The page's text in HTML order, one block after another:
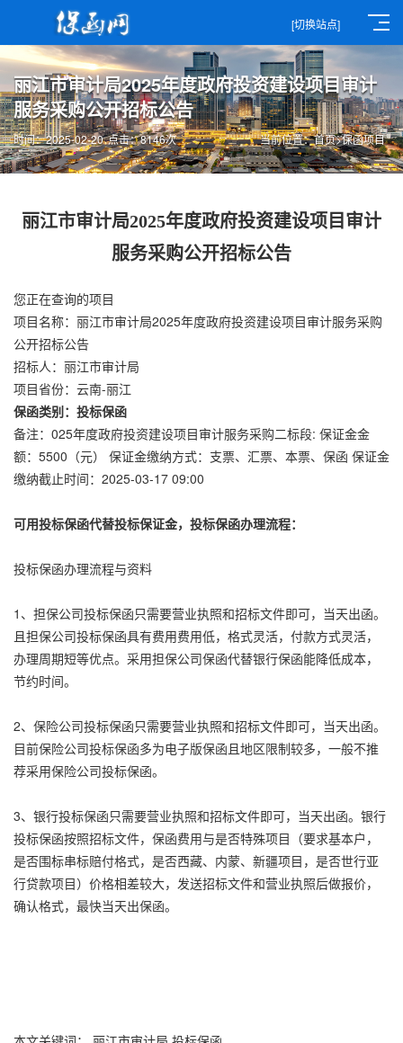
[切换站点]
丽江市审计局2025年度政府投资建设项目审计
服务采购公开招标公告
当前位置：首页>保函项目
时间：2025-02-20 点击：8146次
丽江市审计局2025年度政府投资建设项目审计
服务采购公开招标公告
您正在查询的项目
项目名称：丽江市审计局2025年度政府投资建设项目审计服务采购
公开招标公告
招标人：丽江市审计局
项目省份：云南-丽江
保函类别：投标保函
备注：025年度政府投资建设项目审计服务采购二标段: 保证金金
额：5500（元） 保证金缴纳方式：支票、汇票、本票、保函 保证金
缴纳截止时间：2025-03-17 09:00
可用投标保函代替投标保证金，投标保函办理流程：
投标保函办理流程与资料
1、担保公司投标保函只需要营业执照和招标文件即可，当天出函。
且担保公司投标保函具有费用费用低，格式灵活，付款方式灵活，
办理周期短等优点。采用担保公司保函代替银行保函能降低成本，
节约时间。
2、保险公司投标保函只需要营业执照和招标文件即可，当天出函。
目前保险公司投标保函多为电子版保函且地区限制较多，一般不推
荐采用保险公司投标保函。
3、银行投标保函只需要营业执照和招标文件即可，当天出函。银行
投标保函按照招标文件，保函费用与是否特殊项目（要求基本户，
是否围标串标赔付格式，是否西藏、内蒙、新疆项目，是否世行亚
行贷款项目）价格相差较大，发送招标文件和营业执照后做报价，
确认格式，最快当天出保函。